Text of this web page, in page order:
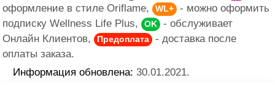
оформление в стиле Oriflame, WL+
- можно оформить
подписку Wellness Life Plus, OK
- обслуживает
Онлайн Клиентов, Предоплата
- доставка после
оплаты заказа.
Информация обновлена: 30.01.2021.